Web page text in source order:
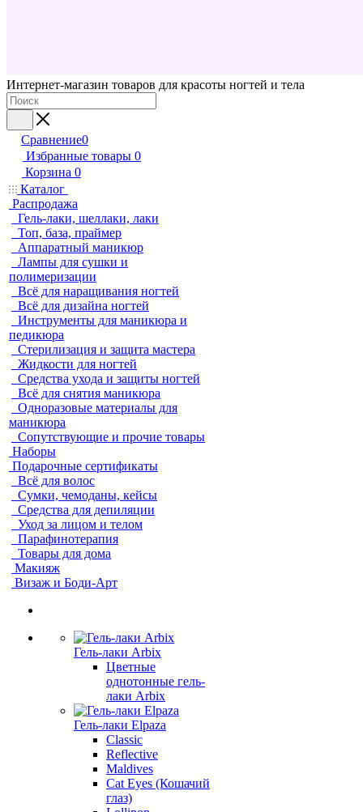
Интернет-магазин товаров для красоты ногтей и тела
Сравнение0
Избранные товары 0
Корзина 0
Каталог
Распродажа
Гель-лаки, шеллаки, лаки
Топ, база, праймер
Аппаратный маникюр
Лампы для сушки и
полимеризации
Всё для наращивания ногтей
Всё для дизайна ногтей
Инструменты для маникюра и
педикюра
Стерилизация и защита мастера
Жидкости для ногтей
Средства ухода и защиты ногтей
Всё для снятия маникюра
Одноразовые материалы для
маникюра
Сопутствующие и прочие товары
Наборы
Подарочные сертификаты
Всё для волос
Сумки, чемоданы, кейсы
Средства для депиляции
Уход за лицом и телом
Парафинотерапия
Товары для дома
Макияж
Визаж и Боди-Арт
Гель-лаки Arbix
Цветные
однотонные гель-
лаки Arbix
Гель-лаки Elpaza
Classic
Reflective
Maldives
Cat Eyes (Кошачий
глаз)